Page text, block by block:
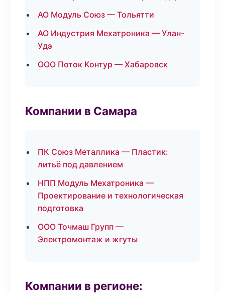
АО Модуль Союз — Тольятти
АО Индустрия Мехатроника — Улан-
Удэ
ООО Поток Контур — Хабаровск
Компании в Самара
ПК Союз Металлика — Пластик:
литьё под давлением
НПП Модуль Мехатроника —
Проектирование и технологическая
подготовка
ООО Точмаш Групп —
Электромонтаж и жгуты
Компании в регионе: